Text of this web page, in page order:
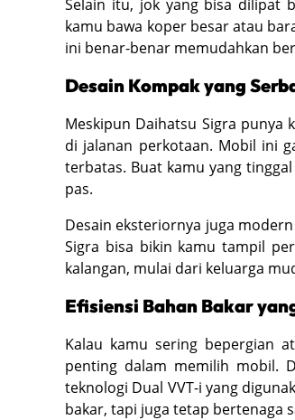
Selain itu, jok yang bisa dilipat
kamu bawa koper besar atau
ini benar-benar memudahkan
Desain Kompak yang
Meskipun Daihatsu Sigra punya
di jalanan perkotaan. Mobil ini
terbatas. Buat kamu yang
pas.
Desain eksteriornya juga
Sigra bisa bikin kamu tampil
kalangan, mulai dari keluarga
Efisiensi Bahan Bakar
Kalau kamu sering bepergian
penting dalam memilih mobil.
teknologi Dual VVT-i yang
bakar, tapi juga tetap bertenaga